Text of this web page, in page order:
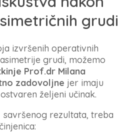
grudi
izvršenih operativnih
grudi, možemo
Prof.dr Milana
zadovoljne jer imaju
željeni učinak.
rezultata, treba